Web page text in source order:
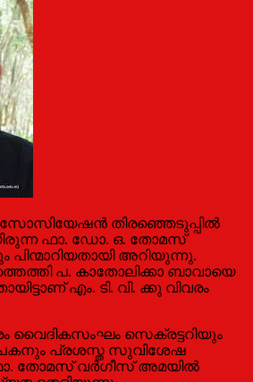
തിരഞ്ഞെടുപ്പില്‍
ഫാ. ഡോ. ഒ. തോമസ്
പിന്മാറിയതായി അറിയുന്നു.
പ. കാതോലിക്കാ ബാവായെ
എം. ടി. വി. ക്കു വിവരം
വൈദികസംഘം സെക്രട്ടറിയും
പ്രശസ്ത സുവിശേഷ
തോമസ് വര്‍ഗീസ് അമയില്‍